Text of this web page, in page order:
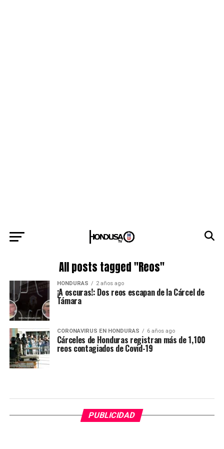
All posts tagged "Reos"
HONDURAS 2 años ago
¡A oscuras!: Dos reos escapan de la Cárcel de
Támara
CORONAVIRUS EN HONDURAS 6 años ago
Cárceles de Honduras registran más de 1,100
reos contagiados de Covid-19
PUBLICIDAD